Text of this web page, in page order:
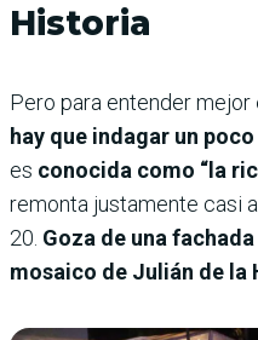
Historia
Pero para entender mejor
hay que indagar un
es conocida como “la
remonta justamente casi
20. Goza de una
mosaico de Julián de la